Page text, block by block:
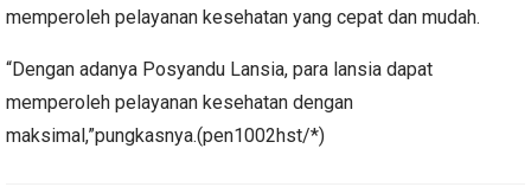
memperoleh pelayanan kesehatan yang cepat dan mudah.
“Dengan adanya Posyandu Lansia, para lansia dapat
memperoleh pelayanan kesehatan dengan
maksimal,”pungkasnya.(pen1002hst/*)